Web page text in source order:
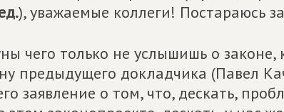
), уважаемые коллеги! Постараюсь
чего только не услышишь о
предыдущего докладчика (Павел
заявление о том, что, дескать,